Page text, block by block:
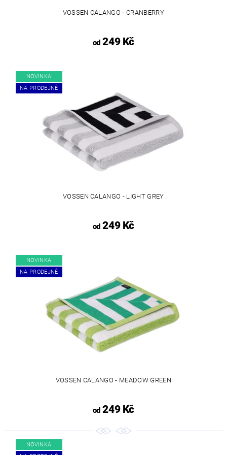
VOSSEN CALANGO - CRANBERRY
od249 Kč
NOVINKA
NA PRODEJNĚ
VOSSEN CALANGO - LIGHT GREY
od249 Kč
NOVINKA
NA PRODEJNĚ
VOSSEN CALANGO - MEADOW GREEN
od249 Kč
NOVINKA